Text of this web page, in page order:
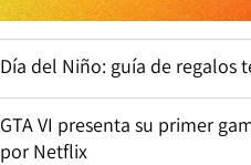
Día del Niño: guía de regalos
GTA VI presenta su primer
por Netflix